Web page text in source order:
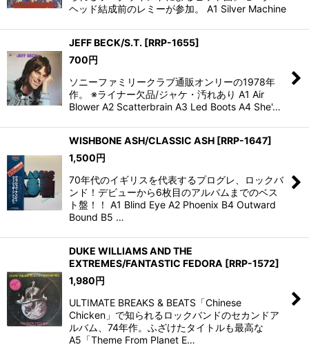
ヘッド結成前のレミーが参加。 A1 Silver Machine
JEFF BECK/S.T. [RRP-1655]
700 円
ソニーファミリークラブ通販オンリーの1978年
作。 ※ライナー欠品/ジャケ・汚れあり A1 Air
Blower A2 Scatterbrain A3 Led Boots A4 She'…
WISHBONE ASH/CLASSIC ASH [RRP-1647]
1,500 円
70年代のイギリスを代表するプログレ、ロックバ
ンド！デビューから6枚目のアルバムまでのベス
ト盤！！ A1 Blind Eye A2 Phoenix B4 Outward
Bound B5 …
DUKE WILLIAMS AND THE
EXTREMES/FANTASTIC FEDORA [RRP-1572]
1,980 円
ULTIMATE BREAKS & BEATS「Chinese
Chicken」で知られるロックバンドのセカンドア
ルバム、74年作。ふざけたタイトルも最高な
A5「Theme From Planet E…